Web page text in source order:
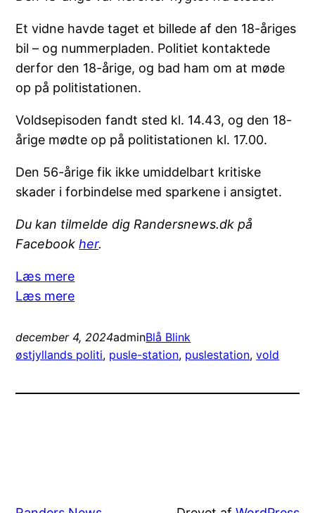
Et vidne havde taget et billede af den 18-åriges
bil – og nummerpladen. Politiet kontaktede
derfor den 18-årige, og bad ham om at møde
op på politistationen.
Voldsepisoden fandt sted kl. 14.43, og den 18-
årige mødte op på politistationen kl. 17.00.
Den 56-årige fik ikke umiddelbart kritiske
skader i forbindelse med sparkene i ansigtet.
Du kan tilmelde dig Randersnews.dk på
Facebookher.
Læs mere:
18-
anholdt
for
ved
Læs mere:
årig
anholdt
vold
december 4, 2024adminBlå Blink
østjyllands politi, pusle-station, puslestation, vold